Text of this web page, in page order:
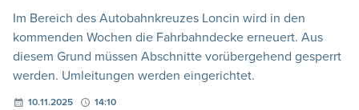
Im Bereich des Autobahnkreuzes Loncin wird in den
kommenden Wochen die Fahrbahndecke erneuert. Aus
diesem Grund müssen Abschnitte vorübergehend gesperrt
werden. Umleitungen werden eingerichtet.
10.11.2025 14:10